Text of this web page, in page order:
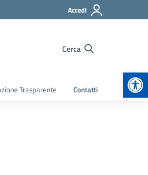
Accedi
Cerca
Trasparente Contatti